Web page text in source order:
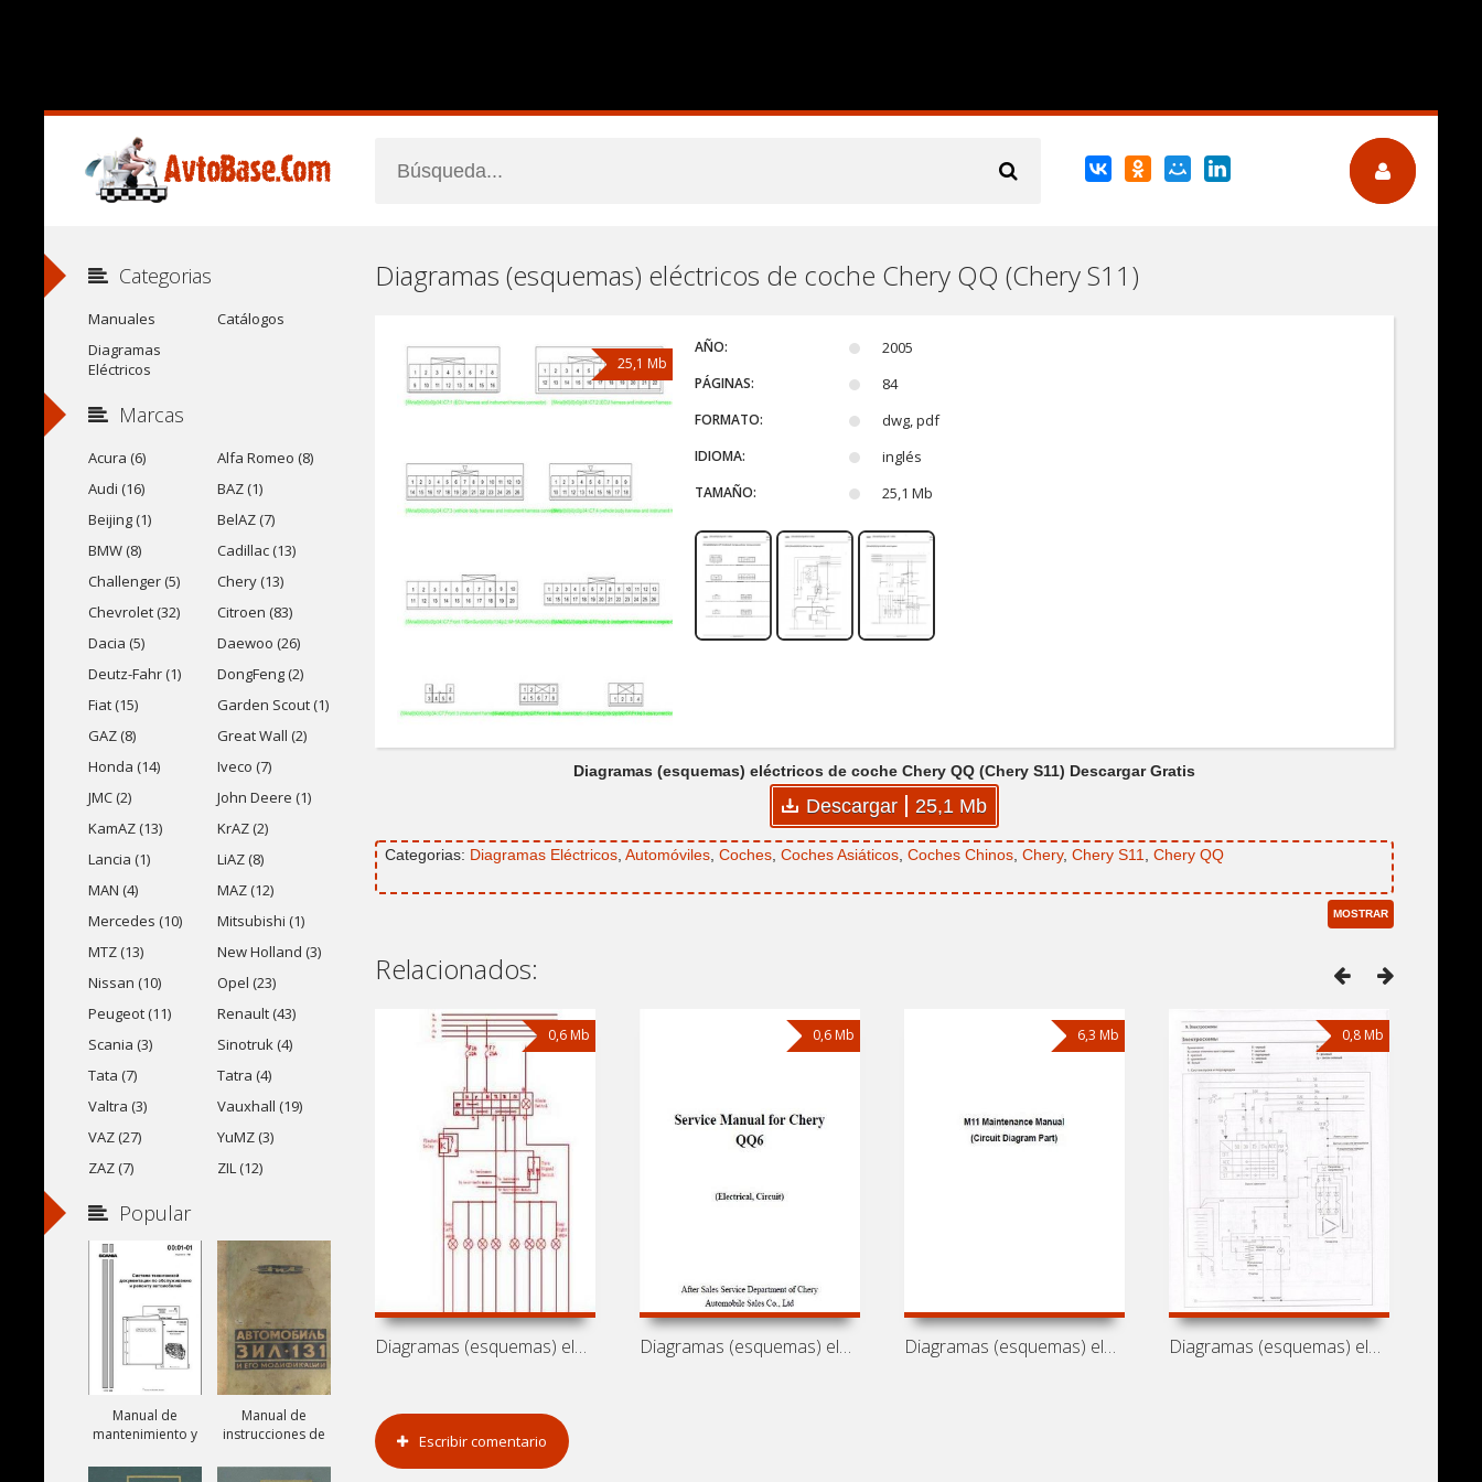
Diagramas (esquemas) eléctricos de coche Chery QQ (Chery S11)
25,1 Mb
AÑO: 2005
PÁGINAS: 84
FORMATO: dwg, pdf
IDIOMA: inglés
TAMAÑO: 25,1 Mb
Diagramas (esquemas) eléctricos de coche Chery QQ (Chery S11) Descargar Gratis
Descargar 25,1 Mb
Categorias: Diagramas Eléctricos Automóviles Coches Coches Asiáticos Coches Chinos Chery, Chery S11 Chery QQ
MOSTRAR
Relacionados:
0,6 Mb
Diagramas (esquemas) eléctricos de
0,6 Mb
Diagramas (esquemas) eléctricos de
6,3 Mb
Diagramas (esquemas) eléctricos de
0,8 Mb
Diagramas (esquemas) eléctricos de
Escribir comentario
Categorias
Manuales
Catálogos
Diagramas
Eléctricos
Marcas
Acura (6)
Alfa Romeo (8)
Audi (16)
BAZ (1)
Beijing (1)
BelAZ (7)
BMW (8)
Cadillac (13)
Challenger (5)
Chery (13)
Chevrolet (32)
Citroen (83)
Dacia (5)
Daewoo (26)
Deutz-Fahr (1)
DongFeng (2)
Fiat (15)
Garden Scout (1)
GAZ (8)
Great Wall (2)
Honda (14)
Iveco (7)
JMC (2)
John Deere (1)
KamAZ (13)
KrAZ (2)
Lancia (1)
LiAZ (8)
MAN (4)
MAZ (12)
Mercedes (10)
Mitsubishi (1)
MTZ (13)
New Holland (3)
Nissan (10)
Opel (23)
Peugeot (11)
Renault (43)
Scania (3)
Sinotruk (4)
Tata (7)
Tatra (4)
Valtra (3)
Vauxhall (19)
VAZ (27)
YuMZ (3)
ZAZ (7)
ZIL (12)
Popular
Manual de
mantenimiento y
camiones Scania
Manual de
instrucciones de
ZIL-131A y ZIL-